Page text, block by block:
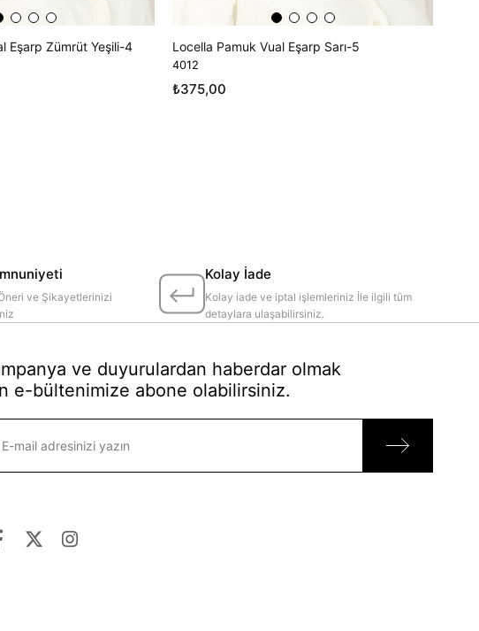
Eşarp Zümrüt Yeşili-4 Locella Pamuk Vual Eşarp Sarı-5
4012
₺375,00
ve Şikayetlerinizi
Kolay İade
Kolay iade ve iptal işlemleriniz İle ilgili tüm
detaylara ulaşabilirsiniz.
ve duyurulardan haberdar olmak
e-bültenimize abone olabilirsiniz.